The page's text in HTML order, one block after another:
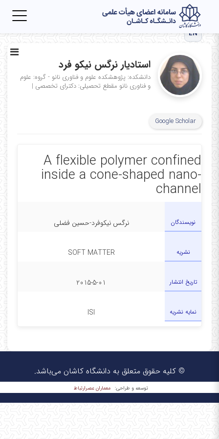
EN
استادیار نرگس نیکو فرد
دانشکده: پژوهشکده علوم و فناوری نانو - گروه: علوم
و فناوری نانو مقطع تحصیلی: دکترای تخصصی |
Google Scholar
A flexible polymer confined
inside a cone-shaped nano-
channel
نویسندگان نرگس نیکوفرد-حسین فضلی
نشریه SOFT MATTER
تاریخ انتشار 2015-5-01
نمایه نشریه ISI
© کلیه حقوق متعلق به دانشگاه کاشان می‌باشد.
توسعه و طراحی: معماران عصر‌ارتباط